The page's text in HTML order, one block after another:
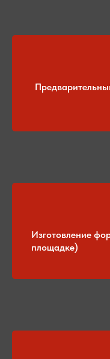
Изготовление
площадке)